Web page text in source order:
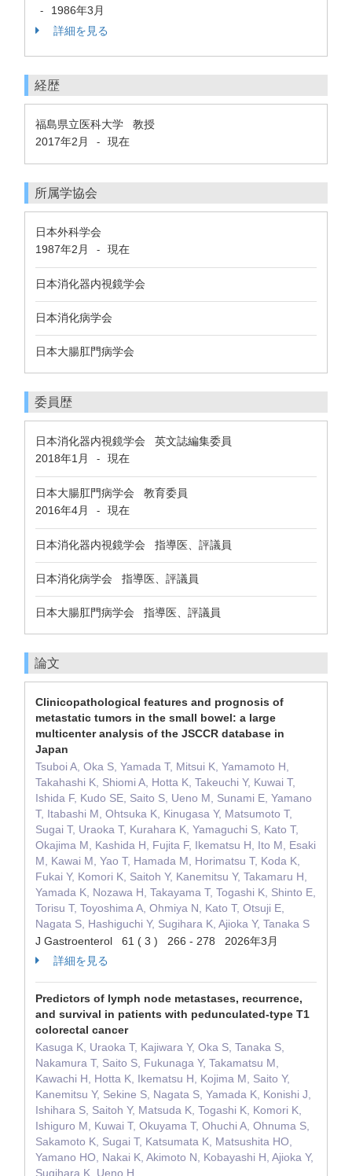
-
1986年3月
詳細を見る
経歴
福島県立医科大学 教授
2017年2月
- 現在
所属学協会
日本外科学会
1987年2月
- 現在
日本消化器内視鏡学会
日本消化病学会
日本大腸肛門病学会
委員歴
日本消化器内視鏡学会 英文誌編集委員
2018年1月
- 現在
日本大腸肛門病学会 教育委員
2016年4月
- 現在
日本消化器内視鏡学会 指導医、評議員
日本消化病学会 指導医、評議員
日本大腸肛門病学会 指導医、評議員
論文
Clinicopathological features and prognosis of
metastatic tumors in the small bowel: a large
multicenter analysis of the JSCCR database in
Japan
Tsuboi A, Oka S, Yamada T, Mitsui K, Yamamoto H,
Takahashi K, Shiomi A, Hotta K, Takeuchi Y, Kuwai T,
Ishida F, Kudo SE, Saito S, Ueno M, Sunami E, Yamano
T, Itabashi M, Ohtsuka K, Kinugasa Y, Matsumoto T,
Sugai T, Uraoka T, Kurahara K, Yamaguchi S, Kato T,
Okajima M, Kashida H, Fujita F, Ikematsu H, Ito M, Esaki
M, Kawai M, Yao T, Hamada M, Horimatsu T, Koda K,
Fukai Y, Komori K, Saitoh Y, Kanemitsu Y, Takamaru H,
Yamada K, Nozawa H, Takayama T, Togashi K, Shinto E,
Torisu T, Toyoshima A, Ohmiya N, Kato T, Otsuji E,
Nagata S, Hashiguchi Y, Sugihara K, Ajioka Y, Tanaka S
J Gastroenterol 61 ( 3 ) 266 - 278 2026年3月
詳細を見る
Predictors of lymph node metastases, recurrence,
and survival in patients with pedunculated-type T1
colorectal cancer
Kasuga K, Uraoka T, Kajiwara Y, Oka S, Tanaka S,
Nakamura T, Saito S, Fukunaga Y, Takamatsu M,
Kawachi H, Hotta K, Ikematsu H, Kojima M, Saito Y,
Kanemitsu Y, Sekine S, Nagata S, Yamada K, Konishi J,
Ishihara S, Saitoh Y, Matsuda K, Togashi K, Komori K,
Ishiguro M, Kuwai T, Okuyama T, Ohuchi A, Ohnuma S,
Sakamoto K, Sugai T, Katsumata K, Matsushita HO,
Yamano HO, Nakai K, Akimoto N, Kobayashi H, Ajioka Y,
Sugihara K, Ueno H